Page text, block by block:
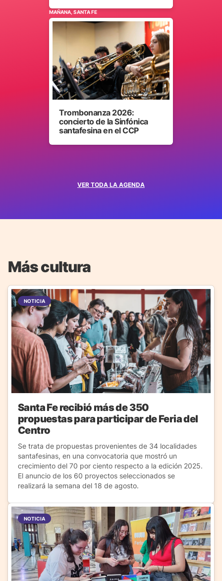
VER TODA LA AGENDA
MAÑANA, SANTA FE
Trombonanza 2026:
concierto de la Sinfónica
santafesina en el CCP
Más cultura
NOTICIA
Santa Fe recibió más de 350
propuestas para participar de Feria del
Centro
Se trata de propuestas provenientes de 34 localidades
santafesinas, en una convocatoria que mostró un
crecimiento del 70 por ciento respecto a la edición 2025.
El anuncio de los 60 proyectos seleccionados se
realizará la semana del 18 de agosto.
NOTICIA